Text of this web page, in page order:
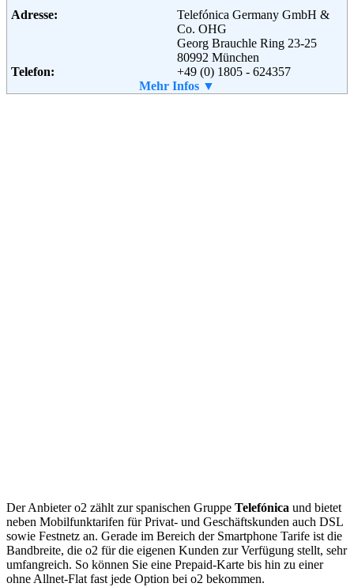
Adresse:
Telefónica Germany GmbH &
Co. OHG
Georg Brauchle Ring 23-25
80992 München
Telefon:
+49 (0) 1805 - 624357
+49 (0) 1805 - 571766
Mehr Infos ▼
Der Anbieter o2 zählt zur spanischen Gruppe Telefónica und bietet
neben Mobilfunktarifen für Privat- und Geschäftskunden auch DSL
sowie Festnetz an. Gerade im Bereich der Smartphone Tarife ist die
Bandbreite, die o2 für die eigenen Kunden zur Verfügung stellt, sehr
umfangreich. So können Sie eine Prepaid-Karte bis hin zu einer
ohne Allnet-Flat fast jede Option bei o2 bekommen.